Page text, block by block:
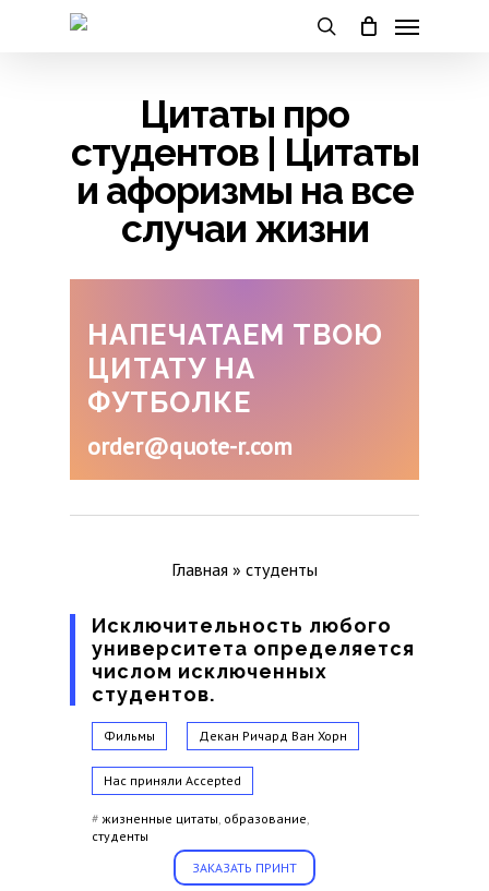
Menu
Цитаты про
студентов | Цитаты
и афоризмы на все
случаи жизни
НАПЕЧАТАЕМ ТВОЮ
ЦИТАТУ НА
ФУТБОЛКЕ
order@quote-r.com
Главная » студенты
Исключительность любого
университета определяется
числом исключенных
студентов.
Фильмы Декан Ричард Ван Хорн
Нас приняли Accepted
#жизненные цитаты, образование,
студенты
ЗАКАЗАТЬ ПРИНТ